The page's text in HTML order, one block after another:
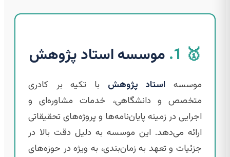
🥇 1. موسسه استاد پژوهش
موسسه استاد پژوهش با تکیه بر کادری
متخصص و دانشگاهی، خدمات مشاوره‌ای و
اجرایی در زمینه پایان‌نامه‌ها و پروژه‌های تحقیقاتی
ارائه می‌دهد. این موسسه به دلیل دقت بالا در
جزئیات و تعهد به زمان‌بندی، به ویژه در حوزه‌های